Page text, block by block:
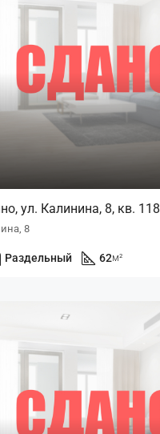
ул. Калинина, 8, кв. 118
8
Раздельный 62м²